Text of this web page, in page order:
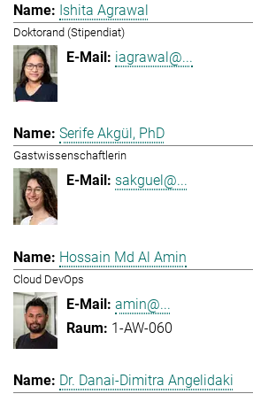
Ishita Agrawal
Doktorand (Stipendiat)
iagrawal@...
Serife Akgül, PhD
Gastwissenschaftlerin
sakguel@...
Hossain Md Al Amin
Cloud DevOps
amin@...
1-AW-060
Dr. Danai-Dimitra Angelidaki